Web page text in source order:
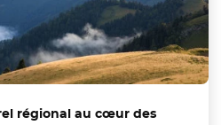
régional au cœur des